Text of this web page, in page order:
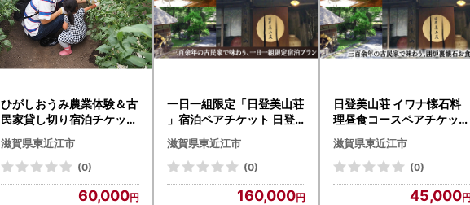
ひがしおうみ農業体験＆古
民家貸し切り宿泊チケット
NPO法人愛のまちエコ倶楽
部 滋賀県 東近江市 F24 宿
泊券 体験型 農業体験 古民
家 貸切 滋賀
滋賀県東近江市
(0)
60,000
一日一組限定「日登美山荘
」宿泊ペアチケット 日登
美山荘 滋賀県 東近江市 AF
07 宿泊券 旅行 ペア 招待券
古民家 貸切 一棟貸し 歴史
隠れ家
滋賀県東近江市
(0)
160,000
日登美山荘 イワナ懐石料
理昼食コースペアチケット
B 日登美山荘 滋賀県 東近
江市 D-E16 懐石料理 囲炉
裏 岩魚 イワナ 食事券 ラン
チ ペアチケット 体験 宿泊
滋賀県東近江市
(0)
45,000